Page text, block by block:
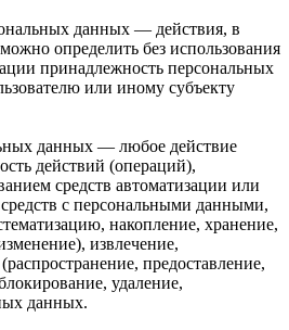
данных — действия, в
определить без использования
принадлежность персональных
или иному субъекту
данных — любое действие
действий (операций),
средств автоматизации или
средств с персональными данными,
накопление, хранение,
извлечение,
предоставление,
удаление,
данных.